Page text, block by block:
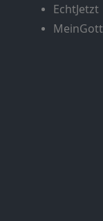
EchtJetzt